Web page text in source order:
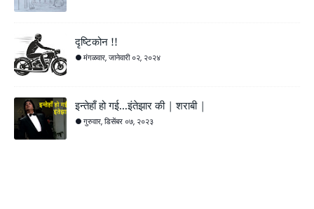
दृष्टिकोन !!
मंगळवार, जानेवारी ०२, २०२४
इन्तेहाँ हो गई...इंतेझार की | शराबी |
गुरुवार, डिसेंबर ०७, २०२३